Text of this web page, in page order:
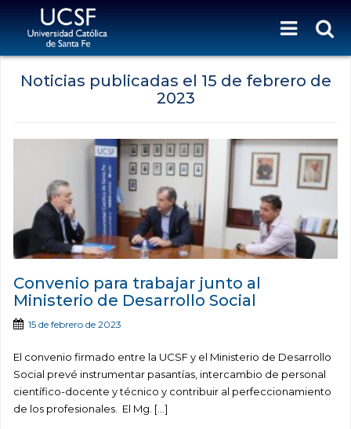
Noticias publicadas el 15 de febrero de
2023
Convenio para trabajar junto al
Ministerio de Desarrollo Social
15 de febrero de 2023
El convenio firmado entre la UCSF y el Ministerio de Desarrollo
Social prevé instrumentar pasantías, intercambio de personal
científico-docente y técnico y contribuir al perfeccionamiento
de los profesionales. El Mg. […]